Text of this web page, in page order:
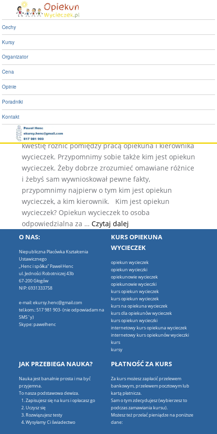
Cechy
Kursy
Organizator
Cena
Opinie
Poradniki
Kontakt
Różnice pomiędzy opiekunem, a
kierownikiem wycieczek.
Różnice pomiędzy
kierownikiem
wycieczek.
Siemanko! W tym artykule między innymi poruszymy
kwestię różnic pomiędzy pracą opiekuna i kierownika
wycieczek. Przypomnimy sobie także kim jest opiekun
wycieczek. Żeby dobrze zrozumieć omawiane różnice
i żebyś sam wywnioskował pewne fakty,
przypomnimy najpierw o tym kim jest opiekun
wycieczek, a kim kierownik. Kim jest opiekun
wycieczek? Opiekun wycieczek to osoba
odpowiedzialna za … Czytaj dalejRóżnice pomiędzy
O NAS:
Niepubliczna Placówka Kształcenia
Ustawicznego
„Henc i spółka” Paweł Henc
ul. Jedności Robotniczej 43b
67-200 Głogów
NIP: 6931333758
e-mail: ekursy.henc@gmail.com
tel.kom.: 517 981 903- (nie odpowiadam na
SMS`y)
Skype: pawelhenc
KURS OPIEKUNA
WYCIECZEK
opiekun wycieczek
opiekun wycieczki
opiekunowie wycieczek
opiekunowie wycieczki
kurs opiekun wycieczek
kurs opiekun wycieczek
kurs na opiekuna wycieczek
kurs dla opiekunów wycieczek
kurs opiekun wycieczki
internetowy kurs opiekuna wycieczek
internetowy kurs opiekunów wycieczki
kurs
kursy
JAK PRZEBIEGA NAUKA?
Nauka jest banalnie prosta i ma być
przyjemna.
To nasza podstawowa dewiza.
Zapisujesz się na kurs i opłacasz go
Uczysz się
Rozwiązujesz testy
Wysyłamy Ci świadectwo
PŁATNOŚĆ ZA KURS
Za kurs możesz zapłacić przelewem
bankowym, przelewem pocztowym lub
kartą płatnicza.
Sam o tym zdecydujesz (wybierzesz to
podczas zamawiania kursu).
Możesz też przelać pieniądze na poniższe
dane: